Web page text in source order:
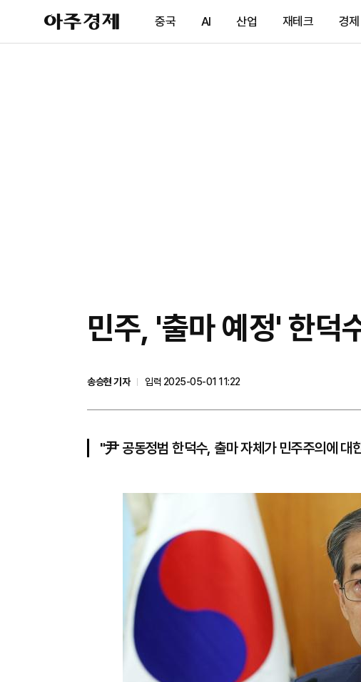
아
주
제
중국 AI 산업 재테크 경제
민주, '출마 예정' 한
송승현 기자
입력 2025-05-01 11:22
"尹 공동정범 한덕수, 출마 자체가 민주주의에 대